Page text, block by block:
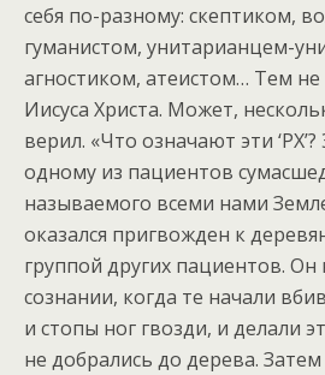
себя по-разному: скептиком,
гуманистом, унитарианцем-
агностиком, атеистом… Тем
Иисуса Христа. Может,
верил. «Что означают эти
одному из пациентов
называемого всеми нами
оказался пригвожден к
группой других пациентов.
сознании, когда те начали
и стопы ног гвозди, и делали
не добрались до дерева.